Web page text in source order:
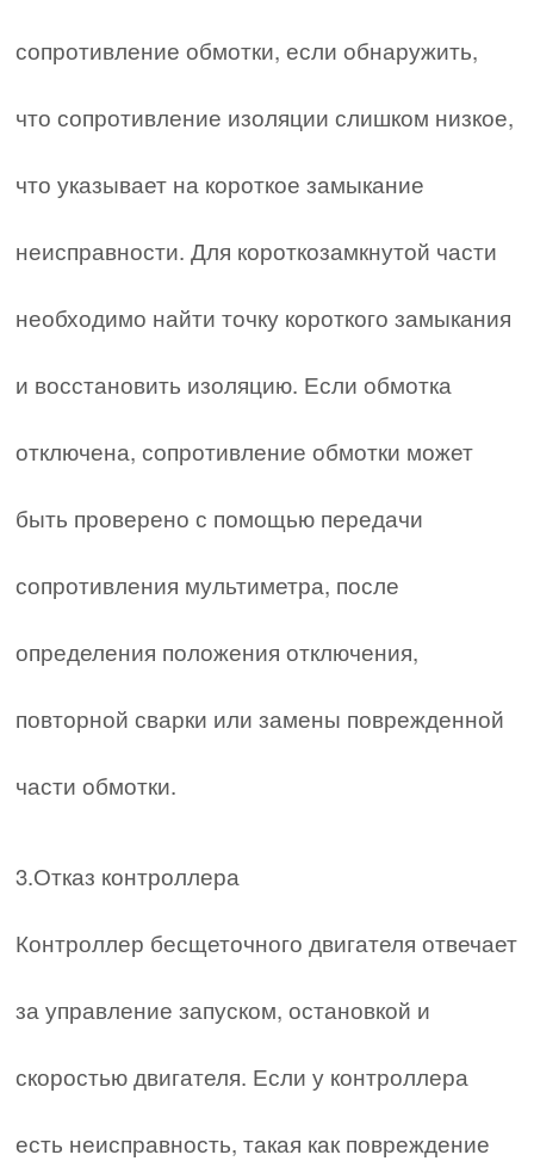
сопротивление обмотки, если обнаружить,
что сопротивление изоляции слишком низкое,
что указывает на короткое замыкание
неисправности. Для короткозамкнутой части
необходимо найти точку короткого замыкания
и восстановить изоляцию. Если обмотка
отключена, сопротивление обмотки может
быть проверено с помощью передачи
сопротивления мультиметра, после
определения положения отключения,
повторной сварки или замены поврежденной
части обмотки.
3.Отказ контроллера
Контроллер бесщеточного двигателя отвечает
за управление запуском, остановкой и
скоростью двигателя. Если у контроллера
есть неисправность, такая как повреждение